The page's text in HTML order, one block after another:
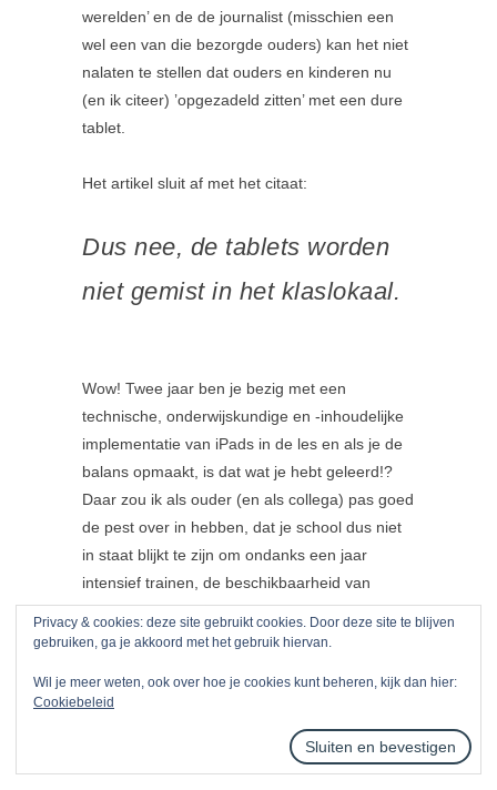
werelden’ en de de journalist (misschien een
wel een van die bezorgde ouders) kan het niet
nalaten te stellen dat ouders en kinderen nu
(en ik citeer) ’opgezadeld zitten’ met een dure
tablet.
Het artikel sluit af met het citaat:
Dus nee, de tablets worden
niet gemist in het klaslokaal.
Wow! Twee jaar ben je bezig met een
technische, onderwijskundige en -inhoudelijke
implementatie van iPads in de les en als je de
balans opmaakt, is dat wat je hebt geleerd!?
Daar zou ik als ouder (en als collega) pas goed
de pest over in hebben, dat je school dus niet
in staat blijkt te zijn om ondanks een jaar
intensief trainen, de beschikbaarheid van
analoge en digitale leermiddelen in de les, de
bijna onbegrensde mogelijkheden van de iPad.
iPad kan ik alleen maar meewarig het hoofd
geld en middelen, van ideeën en van kansen.
Privacy & cookies: deze site gebruikt cookies. Door deze site te blijven
gebruiken, ga je akkoord met het gebruik hiervan.
Wil je meer weten, ook over hoe je cookies kunt beheren, kijk dan hier:
Cookiebeleid